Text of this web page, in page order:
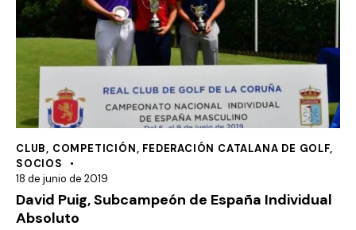
CLUB, COMPETICIÓN, FEDERACIÓN CATALANA DE GOLF,
SOCIOS
18 de junio de 2019
David Puig, Subcampeón de España Individual
Absoluto